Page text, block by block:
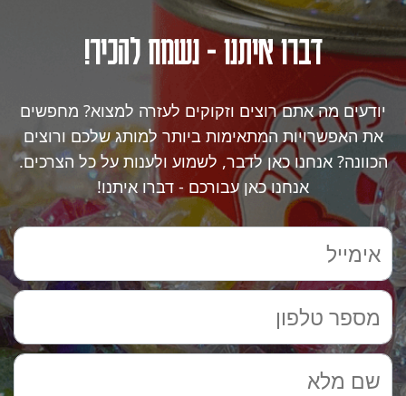
דברו איתנו - נשמח להכיר!
יודעים מה אתם רוצים וזקוקים לעזרה למצוא? מחפשים
את האפשרויות המתאימות ביותר למותג שלכם ורוצים
הכוונה? אנחנו כאן לדבר, לשמוע ולענות על כל הצרכים.
אנחנו כאן עבורכם - דברו איתנו!